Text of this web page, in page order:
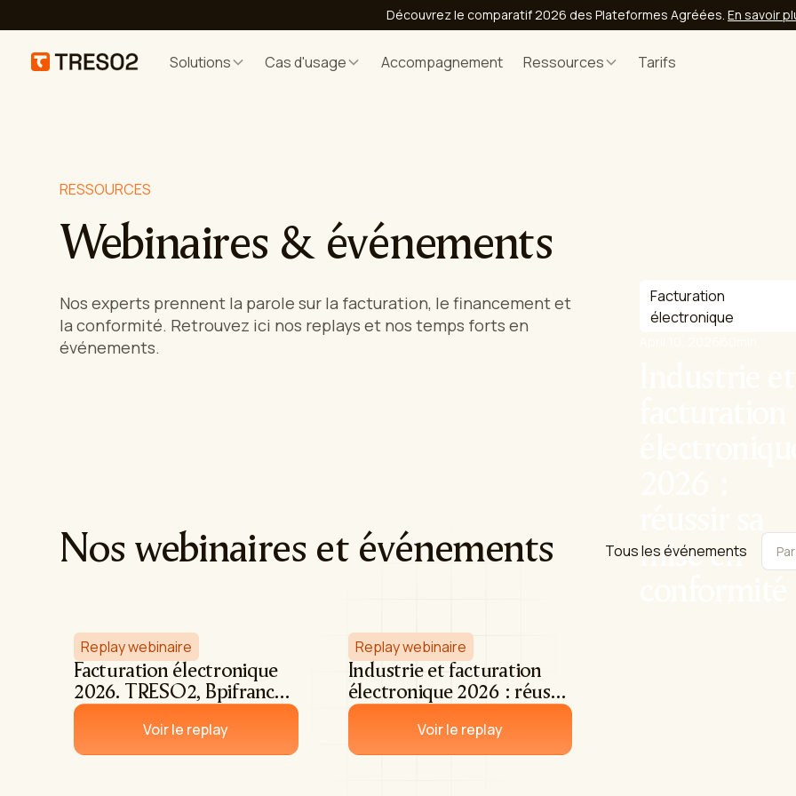
Découvrez le comparatif 2026 des Plateformes Agréées. En savoir
Solutions Cas d'usage Accompagnement Ressources Tarifs
RESSOURCES
Webinaires & événements
Nos experts prennent la parole sur la facturation, le financement et
la conformité. Retrouvez ici nos replays et nos temps forts en
événements.
Facturation
électronique
mise en
Nos webinaires et événements Tous les événements
Replay webinaire
Facturation électronique
2026. TRESO2, Bpifrance
& Chantiers de
l'atlantiqueVoir le replay
Replay webinaire
Industrie et facturation
électronique 2026 : réussir
sa mise en conformité
Voir le replay